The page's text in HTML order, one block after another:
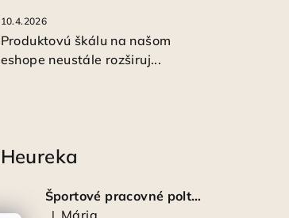
10.4.2026
Produktovú škálu na našom
eshope neustále rozširuj...
Heureka
Športové pracovné poltopánky PRESTIGE CLASSIC biele
| Mária